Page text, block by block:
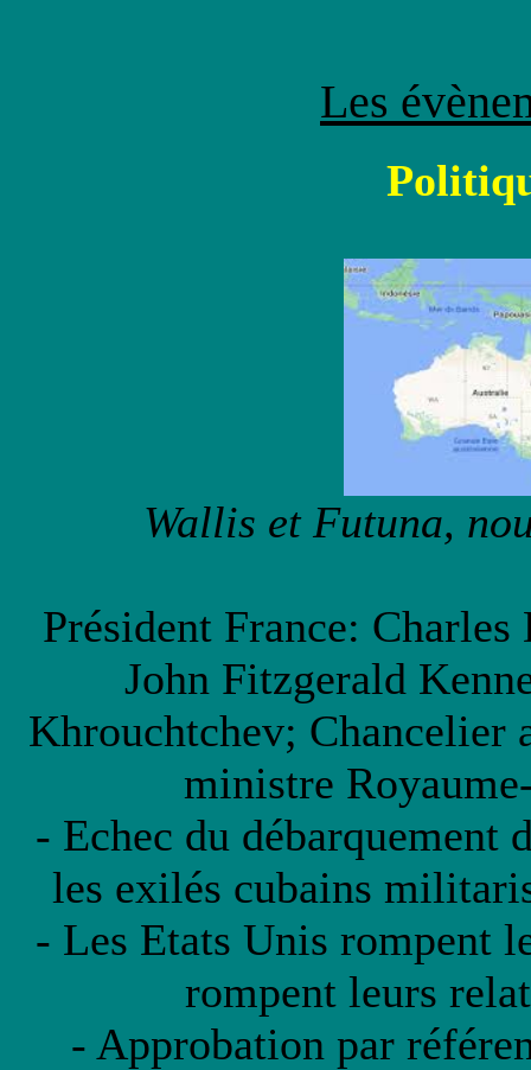
Les
Wallis et Futuna,
Président France:
John Fitzgerald
Khrouchtchev; Chancelier
ministre
- Echec du débarquement
les exilés cubains
- Les Etats Unis rompent
rompent leurs
- Approbation par